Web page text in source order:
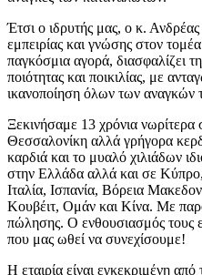
Έτσι ο ιδρυτής μας, ο κ.
εμπειρίας και γνώσης στον
παγκόσμια αγορά, διασφαλίζει
ποιότητας και ποικιλίας, με
ικανοποίηση όλων των αναγκών
Ξεκινήσαμε 13 χρόνια νωρίτερα
Θεσσαλονίκη αλλά γρήγορα
καρδιά και το μυαλό χιλιάδων
στην Ελλάδα αλλά και σε
Ιταλία, Ισπανία, Βόρεια
Κουβέιτ, Ομάν και Κίνα. Με
πώλησης. Ο ενθουσιασμός τους
που μας ωθεί να συνεχίσουμε!
Η εταιρία είναι εγκεκριμένη